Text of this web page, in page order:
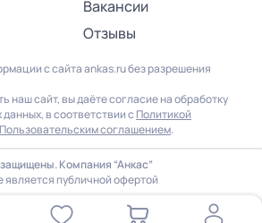
Вакансии
Отзывы
с сайта ankas.ru без разрешения
наш сайт, вы даёте согласие на обработку
в соответствии с Политикой
Пользовательским соглашением.
Компания “Анкас”
публичной офертой